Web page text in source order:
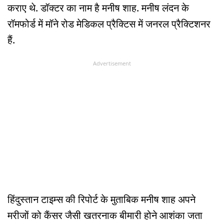
कराए थे. डॉक्टर का नाम है मनीष शाह. मनीष लंदन के
रॉमफोर्ड में मॉने रोड मेडिकल प्रैक्टिस में जनरल प्रैक्टिशनर
हैं.
Advertisement
हिंदुस्तान टाइम्स की रिपोर्ट के मुताबिक मनीष शाह अपने
मरीजों को कैंसर जैसी खतरनाक बीमारी होने आशंका जता